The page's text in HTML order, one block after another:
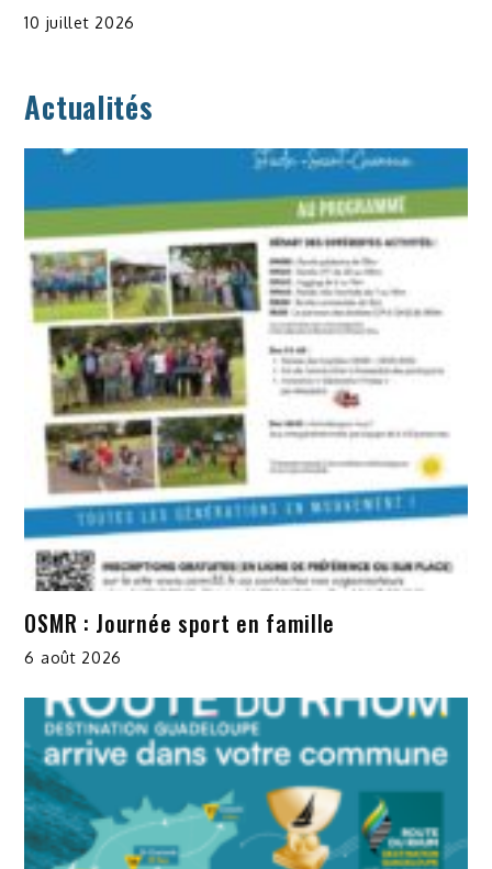
10 juillet 2026
Actualités
OSMR : Journée sport en famille
6 août 2026